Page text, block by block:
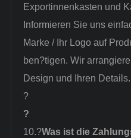
Exportinnenkasten und
Informieren Sie uns
Marke / Ihr Logo auf
ben?tigen. Wir
Design und Ihren Details.
?
?
10.?Was ist die